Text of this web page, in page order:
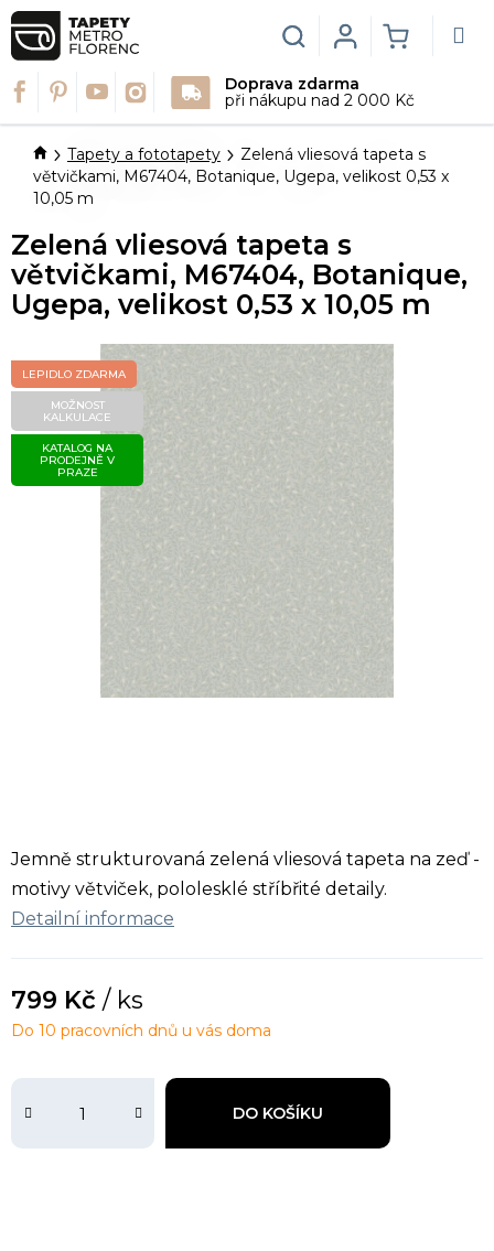
Přejít
na
obsah
Doprava zdarma
při nákupu nad 2 000 Kč
Hledat
KOŠÍK
Login
DomůTapety a fototapety
Zelená vliesová tapeta s
větvičkami, M67404, Botanique, Ugepa, velikost 0,53 x
10,05 m
Jemně strukturovaná zelená vliesová tapeta na zeď -
motivy větviček, pololesklé stříbřité detaily.
Detailní informace
799 Kč / ks
DO KOŠÍKU
Do 10 pracovních dnů u vás doma
Zelená vliesová tapeta s
větvičkami, M67404, Botanique,
Ugepa, velikost 0,53 x 10,05 m
LEPIDLO ZDARMA
MOŽNOST
KALKULACE
KATALOG NA
PRODEJNĚ V
PRAZE